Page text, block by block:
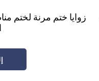
زوايا ختم مرنة لختم